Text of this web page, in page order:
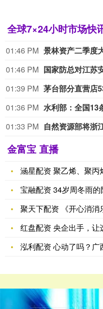
全球7×24小时市场快
01:46 PM 景林资产二季度
01:46 PM
01:39 PM
01:36 PM 水利部：全国13
01:33 PM
金富宝 直播
涵星配资 聚乙烯、聚丙烯：
宝融配资 34岁周冬雨
聚天下配资 《开心消消乐
红盘配资 央企出手，让选大
泓利配资 心动了吗？广西这